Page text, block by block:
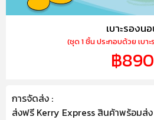
เบาะรองน
(ชุด 1 ชิ้น ประกอบด้วย เบา
฿890
การจัดส่ง :
ส่งฟรี Kerry Express สินค้าพร้อมส่